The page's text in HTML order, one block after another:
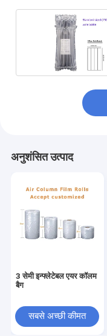
अनुशंसित उत्पाद
3 सेमी इन्फ्लेटेबल एयर कॉलम
बैग
सबसे अच्छी कीमत